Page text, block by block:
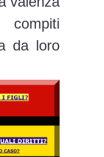
da loro